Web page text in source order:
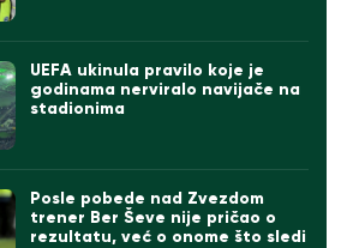
UEFA ukinula pravilo koje je
godinama nerviralo navijače na
stadionima
Posle pobede nad Zvezdom
trener Ber Ševe nije pričao o
rezultatu, već o onome što sledi